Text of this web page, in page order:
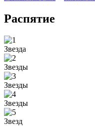
Распятие